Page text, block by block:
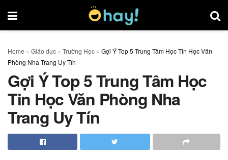
Home » Giáo dục » Trường Học » Gợi Ý Top 5 Trung Tâm Học Tin Học Văn
Phòng Nha Trang Uy Tín
Gợi Ý Top 5 Trung Tâm Học
Tin Học Văn Phòng Nha
Trang Uy Tín